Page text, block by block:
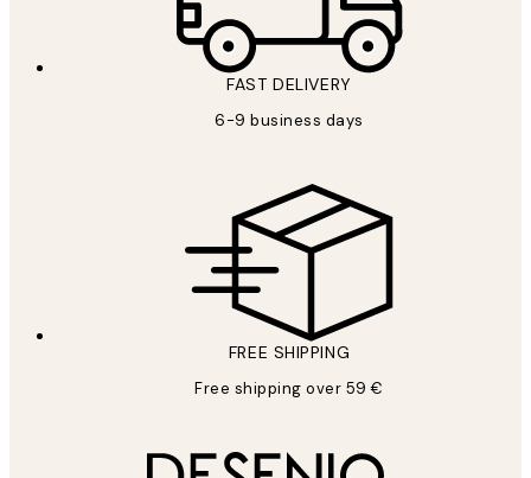
FAST DELIVERY
6-9 business days
FREE SHIPPING
Free shipping over 59 €